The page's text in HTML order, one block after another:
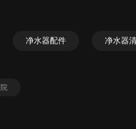
净水器配件 净水器